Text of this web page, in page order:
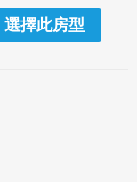
選擇此房型